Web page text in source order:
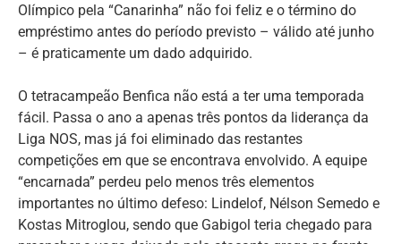
Olímpico pela “Canarinha” não foi feliz e o término do
empréstimo antes do período previsto – válido até junho
– é praticamente um dado adquirido.
O tetracampeão Benfica não está a ter uma temporada
fácil. Passa o ano a apenas três pontos da liderança da
Liga NOS, mas já foi eliminado das restantes
competições em que se encontrava envolvido. A equipe
“encarnada” perdeu pelo menos três elementos
importantes no último defeso: Lindelof, Nélson Semedo e
Kostas Mitroglou, sendo que Gabigol teria chegado para